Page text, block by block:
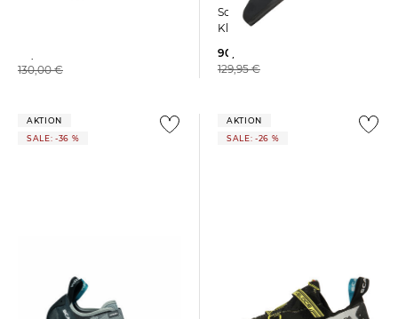
130,00 €
Scarpa | Damen
Kletterschuhe HELIX
90,25 €
129,95 €
AKTION
SALE: -36 %
AKTION
SALE: -26 %